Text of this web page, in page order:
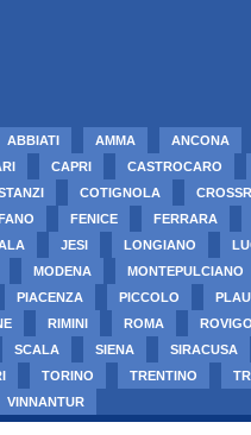
ABBIATI AMMA
ANCONA
CAPRI
CASTROCARO
COTIGNOLA
FENICE
FERRARA
JESI LONGIANO
MODENA
MONTEPULCIANO
PIACENZA PICCOLO
RIMINI ROMA
SCALA SIENA
SIRACUSA
TORINO TRENTINO
VINNANTUR